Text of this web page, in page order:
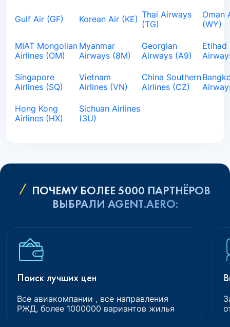
Gulf Air (GF) Korean Air (KE) Thai Airways
(TG)
Oman
(WY)
MIAT Mongolian
Airlines (OM)
Myanmar
Airways (8M)
Georgian
Airways (A9)
Etihad
Singapore
Airlines (SQ)
Vietnam
Airlines (VN)
China Southern
Airlines (CZ)
Hong Kong
Airlines (HX)
Sichuan Airlines
(3U)
ПОЧЕМУ БОЛЕЕ 5000 ПАРТНЁРОВ
ВЫБРАЛИ AGENT.AERO:
Поиск лучших цен
Все авиакомпании , все направления
РЖД, более 1000000 вариантов жилья